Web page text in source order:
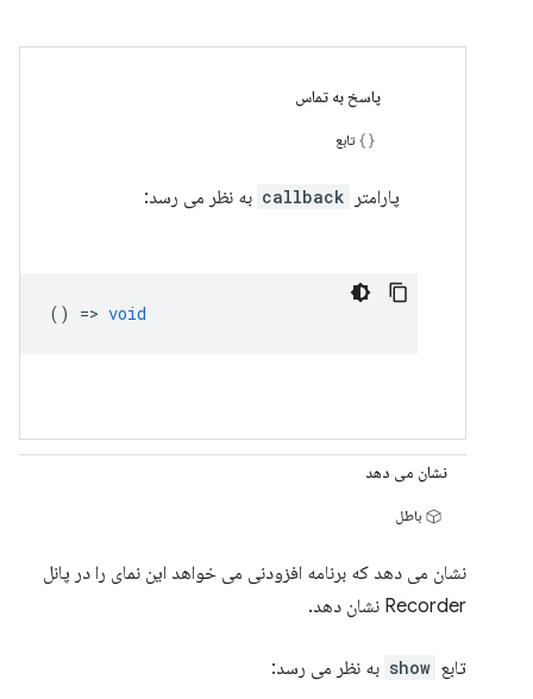
پاسخ به تماس
تابع
پارامتر callback به نظر می رسد:
() => void
نشان می دهد
باطل
نشان می دهد که برنامه افزودنی می خواهد این نمای را در پانل
Recorder نشان دهد.
تابع show به نظر می رسد: